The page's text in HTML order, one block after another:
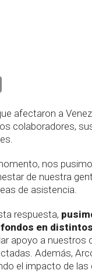
afectaron a
colaboradores,
nos
de nuestra
de asistencia.
respuesta,
en
apoyo a nuestros
Además,
el impacto de